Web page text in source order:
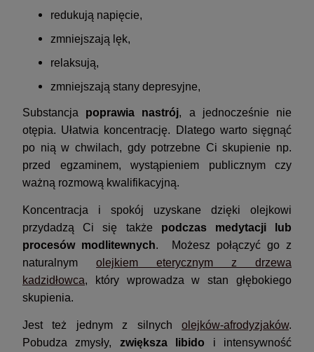
redukują napięcie,
zmniejszają lęk,
relaksują,
zmniejszają stany depresyjne,
Substancja poprawia nastrój, a jednocześnie nie
otępia. Ułatwia koncentrację. Dlatego warto sięgnąć
po nią w chwilach, gdy potrzebne Ci skupienie np.
przed egzaminem, wystąpieniem publicznym czy
ważną rozmową kwalifikacyjną.
Koncentracja i spokój uzyskane dzięki olejkowi
przydadzą Ci się także podczas medytacji lub
procesów modlitewnych. Możesz połączyć go z
naturalnym olejkiem eterycznym z drzewa
kadzidłowca, który wprowadza w stan głębokiego
skupienia.
Jest też jednym z silnych olejków-afrodyzjaków.
Pobudza zmysły, zwiększa libido i intensywność